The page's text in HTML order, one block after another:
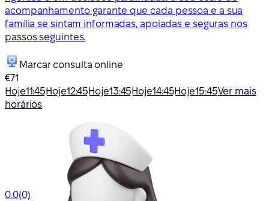
acompanhamento garante que cada pessoa e a sua
família se sintam informadas, apoiadas e seguras nos
passos seguintes.
Marcar consulta online
€71
Hoje11:45Hoje12:45Hoje13:45Hoje14:45Hoje15:45Ver mais
horários
0.0(0)